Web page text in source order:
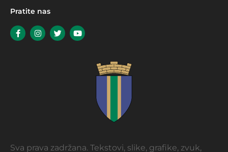
Pratite nas
Sva prava zadržana. Tekstovi, slike, grafike, zvuk,